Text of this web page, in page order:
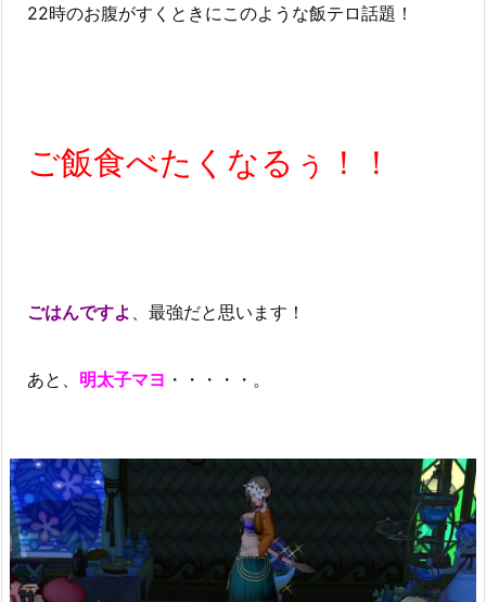
22時のお腹がすくときにこのような飯テロ話題！
ご飯食べたくなるぅ！！
ごはんですよ 、最強だと思います！
あと、 明太子マヨ ・・・・・。